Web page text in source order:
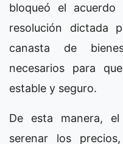
bloqueó el
resolución dictada
canasta de
necesarios para
estable y seguro.
De esta manera, el
serenar los